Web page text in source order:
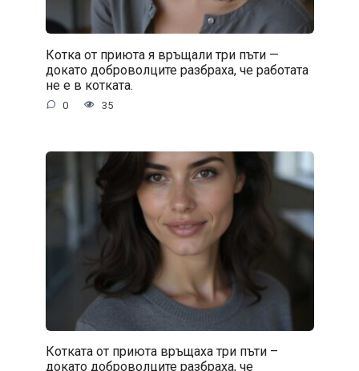
Котка от приюта я връщали три пъти —
докато доброволците разбраха, че работата
не е в котката.
0 35
Котката от приюта връщаха три пъти –
докато доброволците разбраха, че